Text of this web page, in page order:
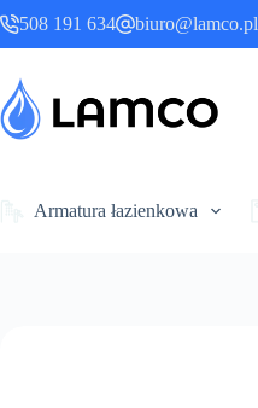
do
treści
508 191 634 biuro@lamco.pl
Armatura łazienkowa